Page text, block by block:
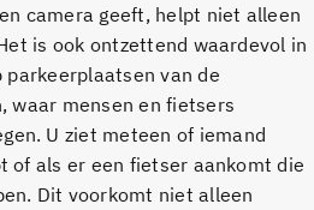
camera geeft, helpt niet alleen
is ook ontzettend waardevol in
van de
waar mensen en fietsers
U ziet meteen of iemand
of als er een fietser aankomt die
Dit voorkomt niet alleen